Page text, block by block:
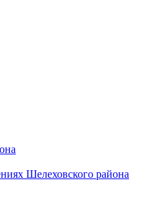
Шелеховского района